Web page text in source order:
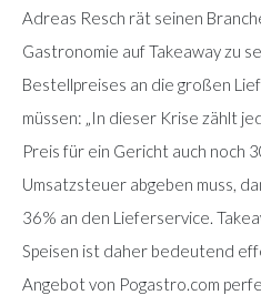
Adreas Resch rät seinen
Gastronomie auf Takeaway zu
Bestellpreises an die großen
müssen: „In dieser Krise zählt
Preis für ein Gericht auch noch
Umsatzsteuer abgeben muss,
36% an den Lieferservice.
Speisen ist daher bedeutend
Angebot von Pogastro.com